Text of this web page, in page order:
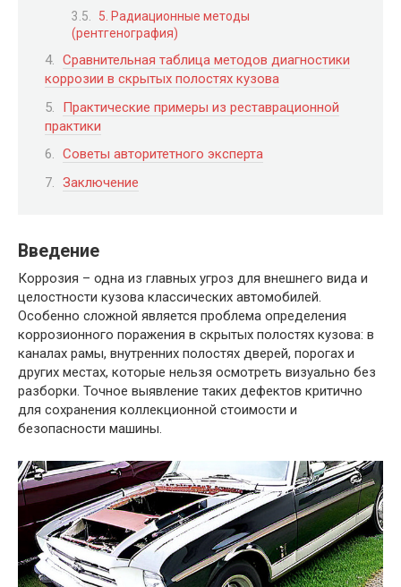
5. Радиационные методы
(рентгенография)
Сравнительная таблица методов диагностики
коррозии в скрытых полостях кузова
Практические примеры из реставрационной
практики
Советы авторитетного эксперта
Заключение
Введение
Коррозия – одна из главных угроз для внешнего вида и
целостности кузова классических автомобилей.
Особенно сложной является проблема определения
коррозионного поражения в скрытых полостях кузова: в
каналах рамы, внутренних полостях дверей, порогах и
других местах, которые нельзя осмотреть визуально без
разборки. Точное выявление таких дефектов критично
для сохранения коллекционной стоимости и
безопасности машины.